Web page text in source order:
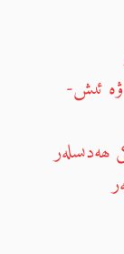
ۋە ئىش-
ھەدىسلەر